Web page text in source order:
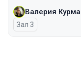
Валерия
Зал 3